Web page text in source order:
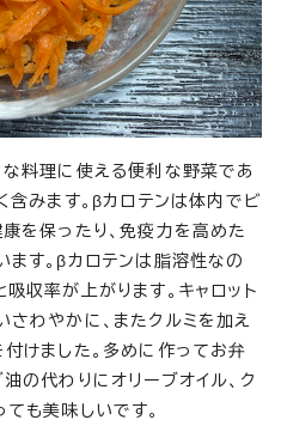
料理に使える便利な野菜であ
含みます。βカロテンは体内でビ
を保ったり、免疫力を高めた
ます。βカロテンは脂溶性なの
収率が上がります。キャロット
わやかに、またクルミを加え
けました。多めに作ってお弁
の代わりにオリーブオイル、ク
も美味しいです。